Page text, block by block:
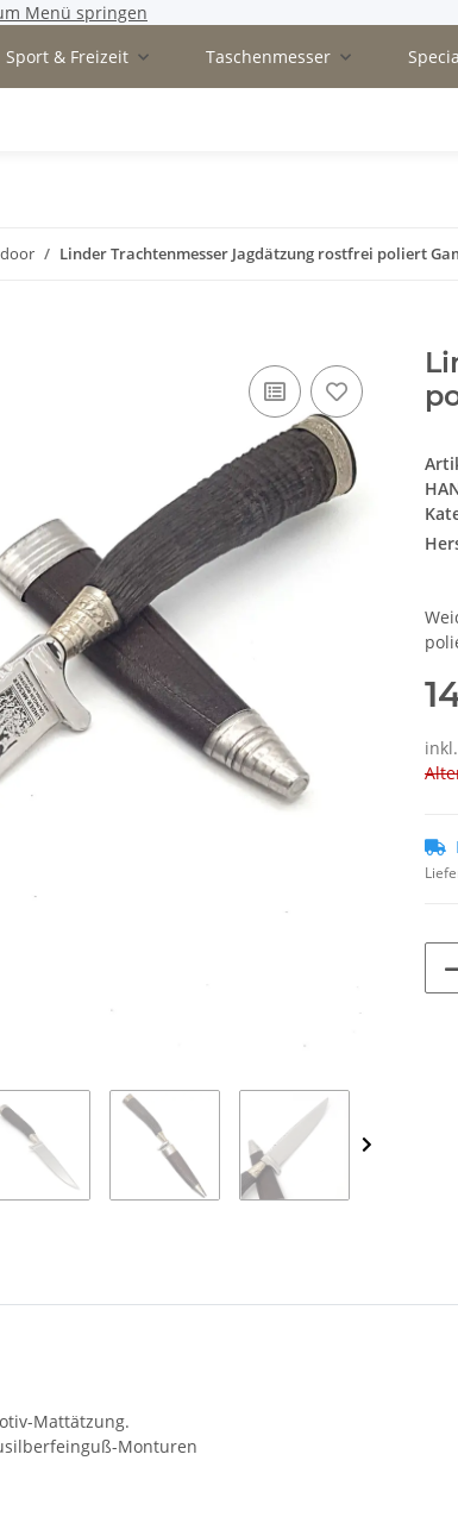
Menü springen
Sport & Freizeit Taschenmesser
Linder Trachtenmesser Jagdätzung rostfrei poliert
Mattätzung.
Monturen